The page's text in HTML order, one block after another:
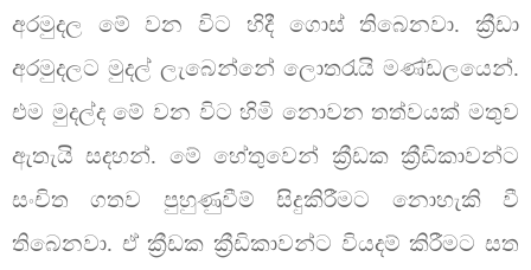
අරමුදල මේ වන විට හිදී ගොස් තිබෙනවා. ක්‍රීඩා
අරමුදලට මුදල් ලැබෙන්නේ ලොතරැයි මණ්ඩලයෙන්.
එම මුදල්ද මේ වන විට හිමි නොවන තත්වයක් මතුව
ඇතැයි සදහන්. මේ හේතුවෙන් ක්‍රීඩක ක්‍රීඩිකාවන්ට
සංචිත ගතව පුහුණුවීම් සිදුකිරීමට නොහැකි වී
තිබෙනවා. ඒ ක්‍රීඩක ක්‍රීඩිකාවන්ට වියදම් කිරීමට සත